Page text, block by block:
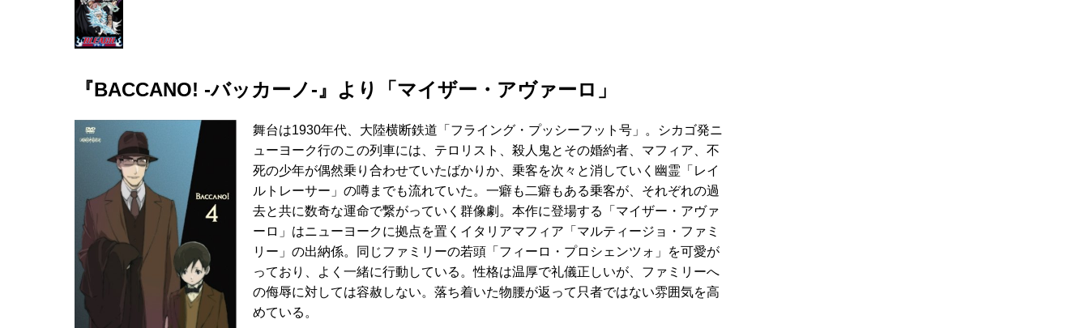
『BACCANO! -バッカーノ-』より「マイザー・アヴァーロ」
舞台は1930年代、大陸横断鉄道「フライング・プッシーフット号」。シカゴ発ニ
ューヨーク行のこの列車には、テロリスト、殺人鬼とその婚約者、マフィア、不
死の少年が偶然乗り合わせていたばかりか、乗客を次々と消していく幽霊「レイ
ルトレーサー」の噂までも流れていた。一癖も二癖もある乗客が、それぞれの過
去と共に数奇な運命で繋がっていく群像劇。本作に登場する「マイザー・アヴァ
ーロ」はニューヨークに拠点を置くイタリアマフィア「マルティージョ・ファミ
リー」の出納係。同じファミリーの若頭「フィーロ・プロシェンツォ」を可愛が
っており、よく一緒に行動している。性格は温厚で礼儀正しいが、ファミリーへ
の侮辱に対しては容赦しない。落ち着いた物腰が返って只者ではない雰囲気を高
めている。